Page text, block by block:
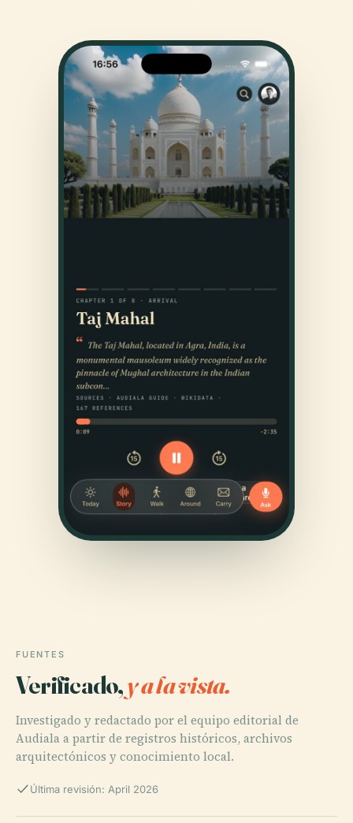
FUENTES
Verificado,y a la vista.
Investigado y redactado por el equipo editorial de
Audiala a partir de registros históricos, archivos
arquitectónicos y conocimiento local.
Última revisión: April 2026